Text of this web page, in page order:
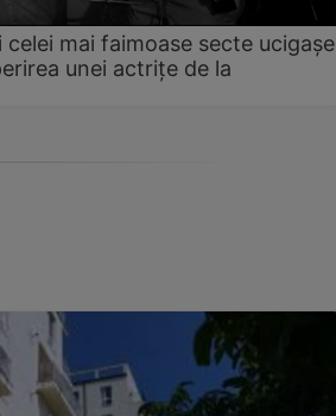
mai faimoase secte ucigașe
unei actrițe de la